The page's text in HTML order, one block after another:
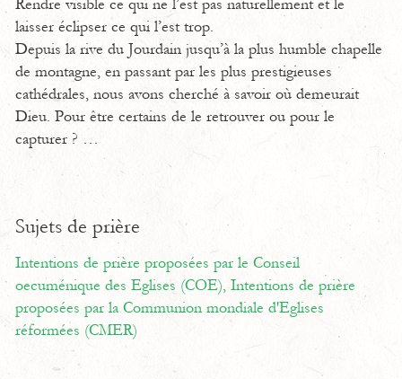
Rendre visible ce qui ne l’est pas naturellement et le
laisser éclipser ce qui l’est trop.
Depuis la rive du Jourdain jusqu’à la plus humble chapelle
de montagne, en passant par les plus prestigieuses
cathédrales, nous avons cherché à savoir où demeurait
Dieu. Pour être certains de le retrouver ou pour le
capturer ? …
Sujets de prière
Intentions de prière proposées par le Conseil
oecuménique des Eglises (COE),Intentions de prière
proposées par la Communion mondiale d'Eglises
réformées (CMER)